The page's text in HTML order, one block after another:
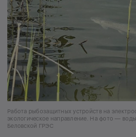
Работа рыбозащитных устройств на
экологическое направление. На фото —
Беловской ГРЭС